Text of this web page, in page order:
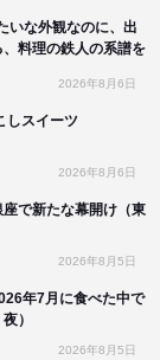
いな外観なのに、出
料理の鉄人の系譜を
2026年8月6日
しスイーツ
2026年8月6日
で新たな幕開け（東
2026年8月5日
年7月に食べた中で
）
2026年8月5日